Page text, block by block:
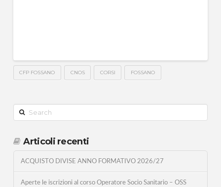
CFP FOSSANO CNOS CORSI FOSSANO
Search
Articoli recenti
ACQUISTO DIVISE ANNO FORMATIVO 2026/27
Aperte le iscrizioni al corso Operatore Socio Sanitario – OSS